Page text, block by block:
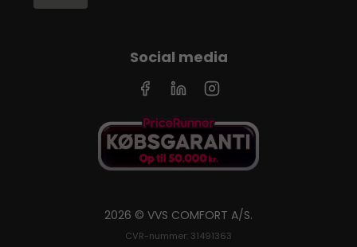
Social media
2026 © VVS COMFORT A/S.
CVR-nummer: 31491363